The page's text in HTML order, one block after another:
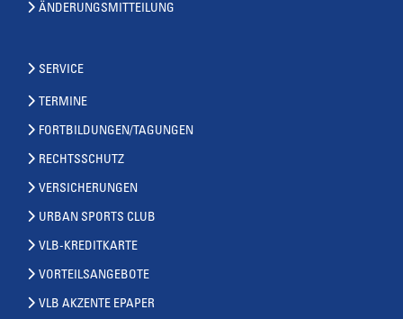
ÄNDERUNGSMITTEILUNG
SERVICE
TERMINE
FORTBILDUNGEN/TAGUNGEN
RECHTSSCHUTZ
VERSICHERUNGEN
URBAN SPORTS CLUB
VLB-KREDITKARTE
VORTEILSANGEBOTE
VLB AKZENTE EPAPER